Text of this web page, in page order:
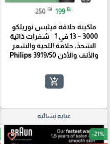
250 ₪ 199 ₪
ماكينة حلاقة فيلبس نوريلكو
3000 – 13 في 1 | شفرات ذاتية
الشحذ، حلاقة اللحية والشعر
والأنف والأذن Philips 3919/50
add_shopping_cart
عناية نسائية
favorite_border -21%